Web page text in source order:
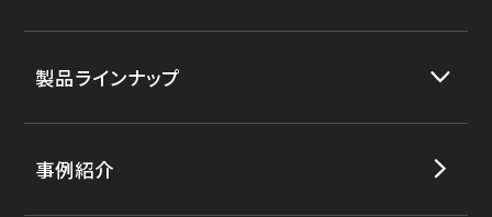
製品ラインナップ
事例紹介